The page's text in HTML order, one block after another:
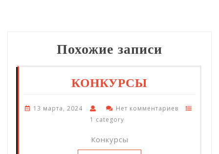
Похожие записи
КОНКУРСЫ
13 марта, 2024
Нет комментариев
1 category
Конкурсы